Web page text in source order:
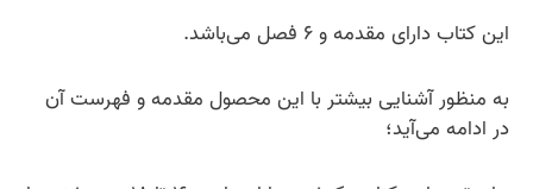
این کتاب دارای مقدمه و ۶ فصل می‌باشد.
به منظور آشنایی بیشتر با این محصول مقدمه و فهرست آن
در ادامه می‌آید؛